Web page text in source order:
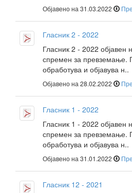
Објавено на 31.03.2022
Гласник 2 - 2022
Гласник 2 - 2022 објавен
спремен за превземање.
обработува и објавува н..
Објавено на 28.02.2022
Гласник 1 - 2022
Гласник 1 - 2022 објавен
спремен за превземање.
обработува и објавува н..
Објавено на 31.01.2022
Гласник 12 - 2021